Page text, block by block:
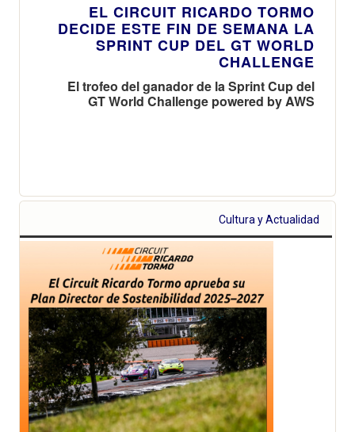
EL CIRCUIT RICARDO TORMO
DECIDE ESTE FIN DE SEMANA LA
SPRINT CUP DEL GT WORLD
CHALLENGE
El trofeo del ganador de la Sprint Cup del
GT World Challenge powered by AWS
Cultura y Actualidad